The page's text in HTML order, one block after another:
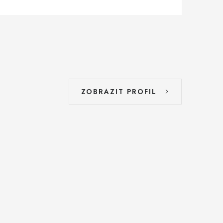
ZOBRAZIT PROFIL